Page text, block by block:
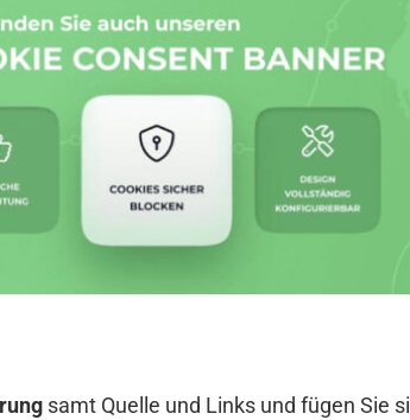
samt Quelle und Links und fügen Sie